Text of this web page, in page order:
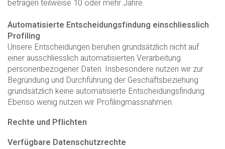
betragen teilweise 10 oder mehr Jahre.
Automatisierte Entscheidungsfindung einschliesslich
Profiling
Unsere Entscheidungen beruhen grundsätzlich nicht auf
einer ausschliesslich automatisierten Verarbeitung
personenbezogener Daten. Insbesondere nutzen wir zur
Begründung und Durchführung der Geschäftsbeziehung
grundsätzlich keine automatisierte Entscheidungsfindung.
Ebenso wenig nutzen wir Profilingmassnahmen.
Rechte und Pflichten
Verfügbare Datenschutzrechte